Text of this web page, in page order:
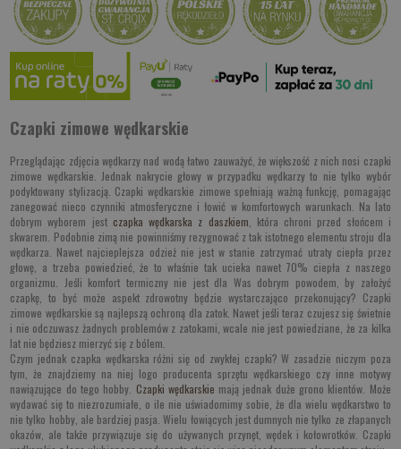
Czapki zimowe wędkarskie
Przeglądając zdjęcia wędkarzy nad wodą łatwo zauważyć, że większość z nich nosi czapki
zimowe wędkarskie. Jednak nakrycie głowy w przypadku wędkarzy to nie tylko wybór
podyktowany stylizacją. Czapki wędkarskie zimowe spełniają ważną funkcję, pomagając
zanegować nieco czynniki atmosferyczne i łowić w komfortowych warunkach. Na lato
dobrym wyborem jest czapka wędkarska z daszkiem , która chroni przed słońcem i
skwarem. Podobnie zimą nie powinniśmy rezygnować z tak istotnego elementu stroju dla
wędkarza. Nawet najcieplejsza odzież nie jest w stanie zatrzymać utraty ciepła przez
głowę, a trzeba powiedzieć, że to właśnie tak ucieka nawet 70% ciepła z naszego
organizmu. Jeśli komfort termiczny nie jest dla Was dobrym powodem, by założyć
czapkę, to być może aspekt zdrowotny będzie wystarczająco przekonujący? Czapki
zimowe wędkarskie są najlepszą ochroną dla zatok. Nawet jeśli teraz czujesz się świetnie
i nie odczuwasz żadnych problemów z zatokami, wcale nie jest powiedziane, że za kilka
lat nie będziesz mierzyć się z bólem.
Czym jednak czapka wędkarska różni się od zwykłej czapki? W zasadzie niczym poza
tym, że znajdziemy na niej logo producenta sprzętu wędkarskiego czy inne motywy
nawiązujące do tego hobby. Czapki wędkarskie mają jednak duże grono klientów. Może
wydawać się to niezrozumiałe, o ile nie uświadomimy sobie, że dla wielu wędkarstwo to
nie tylko hobby, ale bardziej pasja. Wielu łowiących jest dumnych nie tylko ze złapanych
okazów, ale także przywiązuje się do używanych przynęt, wędek i kołowrotków. Czapki